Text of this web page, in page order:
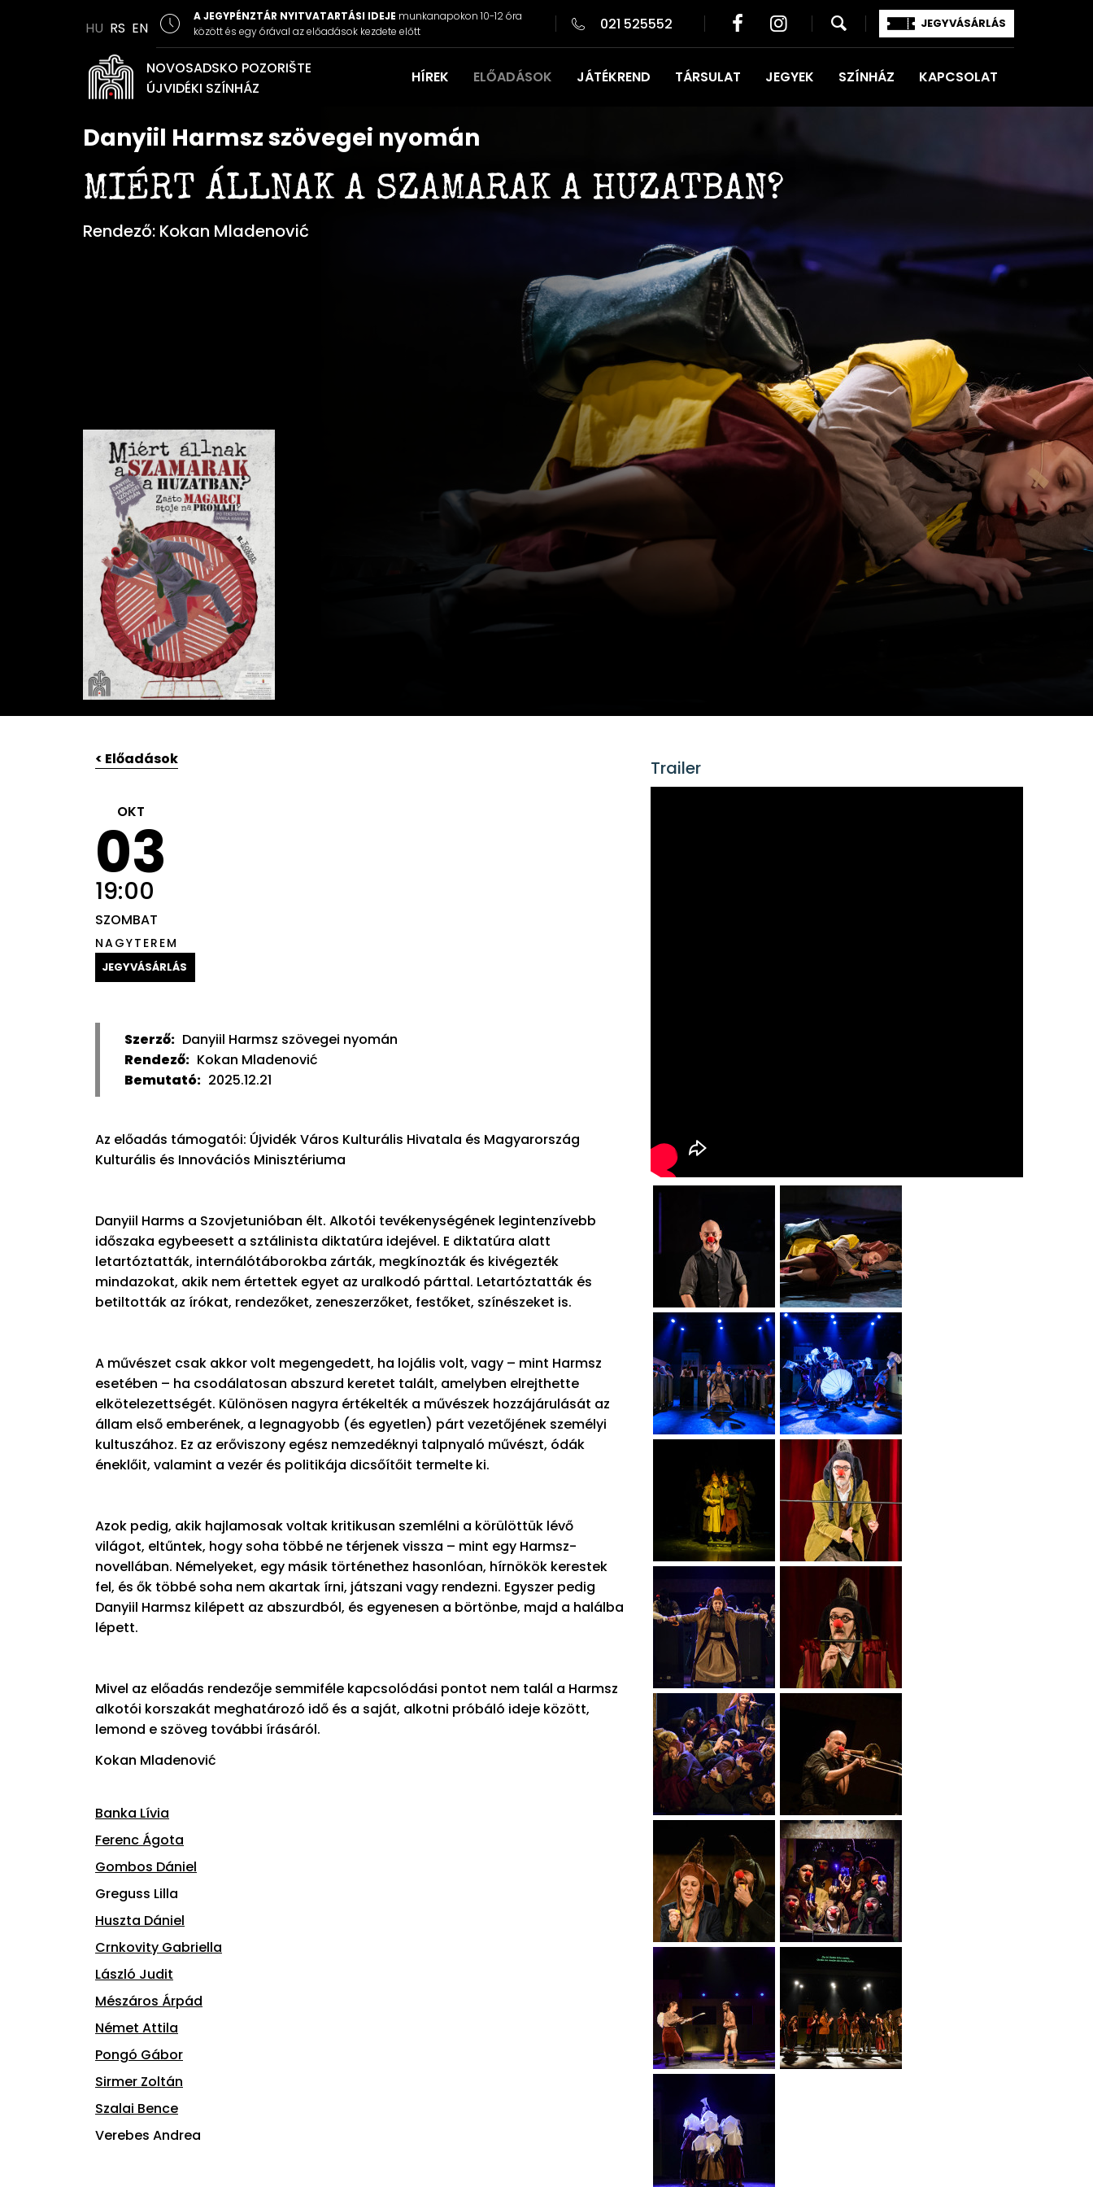
HU RS EN
A JEGYPÉNZTÁR NYITVATARTÁSI IDEJE munkanapokon 10-12 óra
között és egy órával az előadások kezdete előtt
021 525552 JEGYVÁSÁRLÁS
NOVOSADSKO POZORIŠTE
ÚJVIDÉKI SZÍNHÁZ
HÍREK ELŐADÁSOK JÁTÉKREND TÁRSULAT JEGYEK SZÍNHÁZ KAPCSOLAT
Danyiil Harmsz szövegei nyomán
MIÉRT ÁLLNAK A SZAMARAK A HUZATBAN?
Rendező: Kokan Mladenović
< Előadások
OKT
03
19:00
SZOMBAT
NAGYTEREM
JEGYVÁSÁRLÁS
Szerző: Danyiil Harmsz szövegei nyomán
Rendező: Kokan Mladenović
Bemutató: 2025.12.21
Az előadás támogatói: Újvidék Város Kulturális Hivatala és Magyarország
Kulturális és Innovációs Minisztériuma
Danyiil Harms a Szovjetunióban élt. Alkotói tevékenységének legintenzívebb
időszaka egybeesett a sztálinista diktatúra idejével. E diktatúra alatt
letartóztatták, internálótáborokba zárták, megkínozták és kivégezték
mindazokat, akik nem értettek egyet az uralkodó párttal. Letartóztatták és
betiltották az írókat, rendezőket, zeneszerzőket, festőket, színészeket is.
A művészet csak akkor volt megengedett, ha lojális volt, vagy – mint Harmsz
esetében – ha csodálatosan abszurd keretet talált, amelyben elrejthette
elkötelezettségét. Különösen nagyra értékelték a művészek hozzájárulását az
állam első emberének, a legnagyobb (és egyetlen) párt vezetőjének személyi
kultuszához. Ez az erőviszony egész nemzedéknyi talpnyaló művészt, ódák
éneklőit, valamint a vezér és politikája dicsőítőit termelte ki.
Azok pedig, akik hajlamosak voltak kritikusan szemlélni a körülöttük lévő
világot, eltűntek, hogy soha többé ne térjenek vissza – mint egy Harmsz-
novellában. Némelyeket, egy másik történethez hasonlóan, hírnökök kerestek
fel, és ők többé soha nem akartak írni, játszani vagy rendezni. Egyszer pedig
Danyiil Harmsz kilépett az abszurdból, és egyenesen a börtönbe, majd a halálba
lépett.
Mivel az előadás rendezője semmiféle kapcsolódási pontot nem talál a Harmsz
alkotói korszakát meghatározó idő és a saját, alkotni próbáló ideje között,
lemond e szöveg további írásáról.
Kokan Mladenović
Banka Lívia
Ferenc Ágota
Gombos Dániel
Greguss Lilla
Huszta Dániel
Crnkovity Gabriella
László Judit
Mészáros Árpád
Német Attila
Pongó Gábor
Sirmer Zoltán
Szalai Bence
Verebes Andrea
Trailer